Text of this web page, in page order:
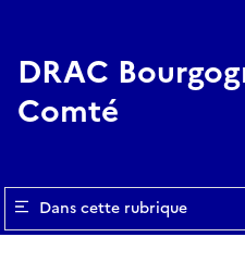
DRAC
Comté
Dans cette rubrique